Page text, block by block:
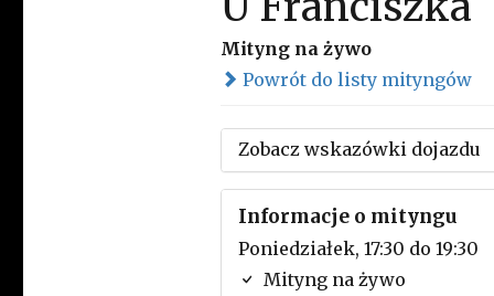
Mityng na żywo
Powrót do listy mityngów
Zobacz wskazówki dojazdu
Informacje o mityngu
Poniedziałek, 17:30 do 19:30
Mityng na żywo